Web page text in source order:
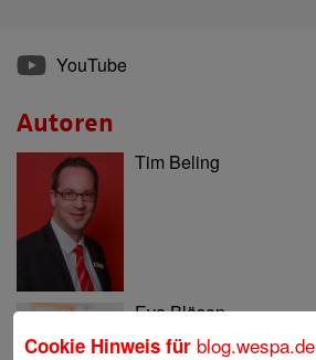
YouTube
Autoren
Tim Beling
Eva Bläsen
Cookie Hinweis für blog.wespa.de